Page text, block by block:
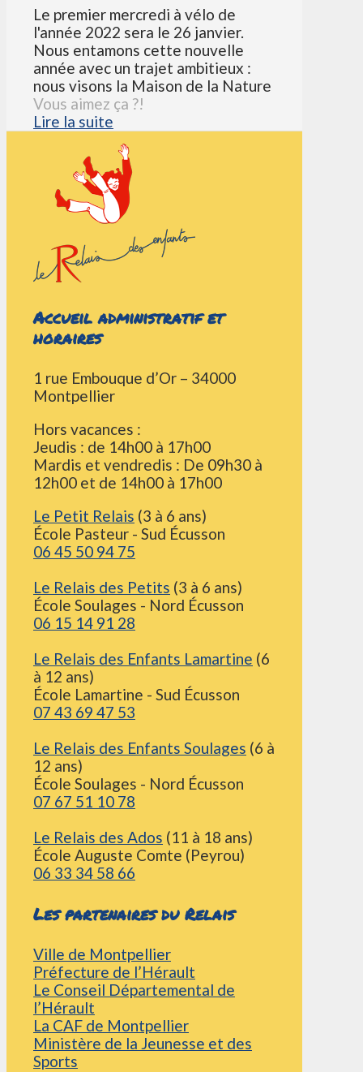
Le premier mercredi à vélo de
l'année 2022 sera le 26 janvier.
Nous entamons cette nouvelle
année avec un trajet ambitieux :
nous visons la Maison de la Nature
Vous aimez ça ?!
Lire la suite
Accueil administratif et
horaires
1 rue Embouque d’Or – 34000
Montpellier
Hors vacances :
Jeudis : de 14h00 à 17h00
Mardis et vendredis : De 09h30 à
12h00 et de 14h00 à 17h00
Le Petit Relais (3 à 6 ans)
École Pasteur - Sud Écusson
06 45 50 94 75
Le Relais des Petits (3 à 6 ans)
École Soulages - Nord Écusson
06 15 14 91 28
Le Relais des Enfants Lamartine (6
à 12 ans)
École Lamartine - Sud Écusson
07 43 69 47 53
Le Relais des Enfants Soulages (6 à
12 ans)
École Soulages - Nord Écusson
07 67 51 10 78
Le Relais des Ados (11 à 18 ans)
École Auguste Comte (Peyrou)
06 33 34 58 66
Les partenaires du Relais
Ville de Montpellier
Préfecture de l’Hérault
Le Conseil Départemental de
l’Hérault
La CAF de Montpellier
Ministère de la Jeunesse et des
Sports